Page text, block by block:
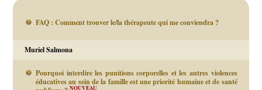
FAQ : Comment trouver le/la thérapeute qui me conviendra ?
Muriel Salmona
Pourquoi interdire les punitions corporelles et les autres violences
éducatives au sein de la famille est une priorité humaine et de santé
NOUVEAU